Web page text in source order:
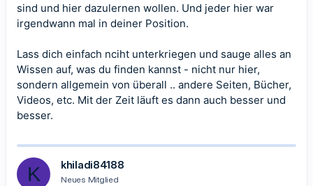
sind und hier dazulernen wollen. Und jeder hier war
irgendwann mal in deiner Position.
Lass dich einfach nciht unterkriegen und sauge alles an
Wissen auf, was du finden kannst - nicht nur hier,
sondern allgemein von überall .. andere Seiten, Bücher,
Videos, etc. Mit der Zeit läuft es dann auch besser und
besser.
K khiladi84188
Neues Mitglied